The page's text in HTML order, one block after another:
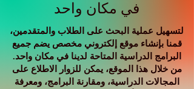
في مكان واحد
لتسهيل عملية البحث على الطلاب والمتقدمين،
قمنا بإنشاء موقع إلكتروني مخصص يضم جميع
البرامج الدراسية المتاحة لدينا في مكان واحد.
من خلال هذا الموقع، يمكن للزوار الاطلاع على
المجالات الدراسية، ومقارنة البرامج، ومعرفة